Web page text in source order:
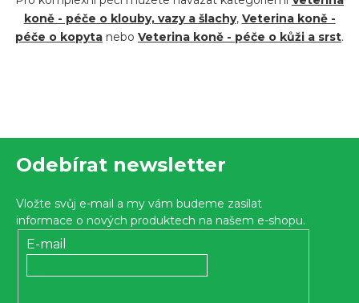
p
i
koně - péče o klouby, vazy a šlachy, Veterina koně -
péče o kopyta nebo Veterina koně - péče o kůži a srst.
Odebírat newsletter
Vložte svůj e-mail a my vám budeme zasílat
informace o nových produktech na našem e-shopu.
E-mail